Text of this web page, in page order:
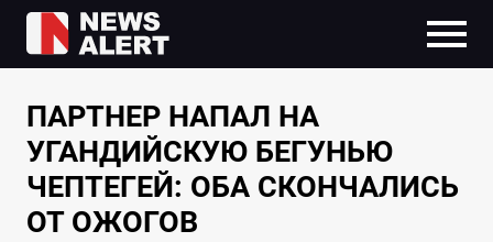
ПАРТНЕР НАПАЛ НА
УГАНДИЙСКУЮ БЕГУНЬЮ
ЧЕПТЕГЕЙ: ОБА СКОНЧАЛИСЬ
ОТ ОЖОГОВ